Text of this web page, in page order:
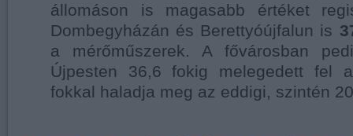
állomáson is magasabb értéket
Dombegyházán és Berettyóújfalun is
a mérőműszerek. A fővárosban
Újpesten 36,6 fokig melegedett fel
fokkal haladja meg az eddigi, szintén